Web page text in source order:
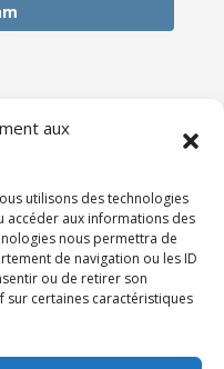
aux
utilisons des technologies
accéder aux informations des
nous permettra de
de navigation ou les ID
ou de retirer son
sur certaines caractéristiques
Tarifs